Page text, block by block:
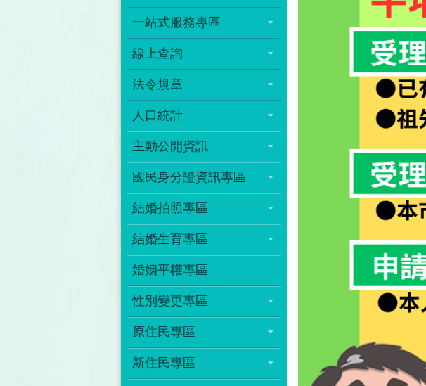
一站式服務專區
線上查詢
法令規章
人口統計
主動公開資訊
國民身分證資訊專區
結婚拍照專區
結婚生育專區
婚姻平權專區
性別變更專區
原住民專區
新住民專區